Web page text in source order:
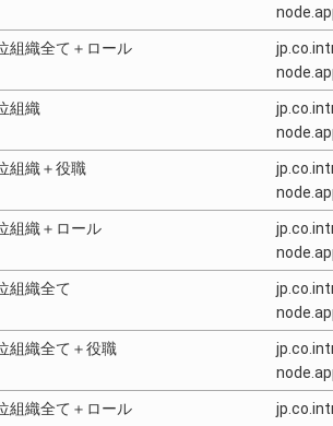
組織全て＋ロール
組織
組織＋役職
組織＋ロール
組織全て
組織全て＋役職
組織全て＋ロール